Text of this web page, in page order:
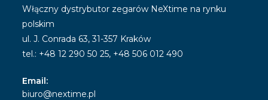
Włączny dystrybutor zegarów NeXtime na rynku
polskim
ul. J. Conrada 63, 31-357 Kraków
tel.: +48 12 290 50 25, +48 506 012 490
Email:
biuro@nextime.pl